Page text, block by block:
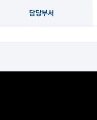
담당부서